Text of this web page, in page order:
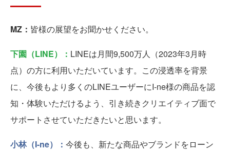
MZ： 皆様の展望をお聞かせください。
下園（LINE）： LINEは月間9,500万人（2023年3月時
点）の方に利用いただいています。この浸透率を背景
に、今後もより多くのLINEユーザーにI-ne様の商品を認
知・体験いただけるよう、引き続きクリエイティブ面で
サポートさせていただきたいと思います。
小林（I-ne）： 今後も、新たな商品やブランドをローン